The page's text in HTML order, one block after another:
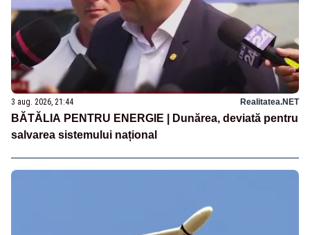
3 aug. 2026, 21:44 Realitatea.NET
BĂTĂLIA PENTRU ENERGIE | Dunărea, deviată pentru
salvarea sistemului național